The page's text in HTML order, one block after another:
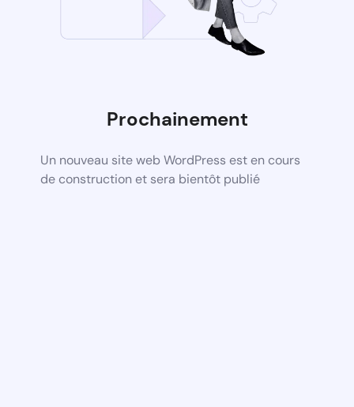
Prochainement
Un nouveau site web WordPress est en cours
de construction et sera bientôt publié